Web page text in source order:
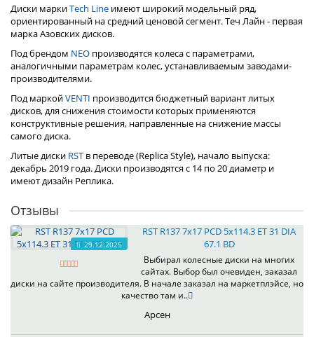
Диски маркиTech Line имеют широкий модельный ряд,
ориентированный на средний ценовой сегмент. Теч Лайн - первая
марка Азовских дисков.
Под брендом NEO производятся колеса с параметрами,
аналогичными параметрам колес, устанавливаемым заводами-
производителями.
Под маркойVENTI производится бюджетный вариант литых
дисков, для снижения стоимости которых применяются
конструктивные решения, направленные на снижение массы
самого диска.
Литые диски RST в переводе (Replica Style), начало выпуска:
декабрь 2019 года. Диски производятся с 14 по 20 диаметр и
имеют дизайн Реплика.
Отзывы
29.12.2025
RST R137 7x17 PCD 5x114.3 ET 31 DIA
67.1 BD
Выбирал колесные диски на многих
сайтах. Выбор был очевиден, заказал
диски на сайте производителя. В начале заказал на маркетплэйсе, но
качество там и..
Арсен